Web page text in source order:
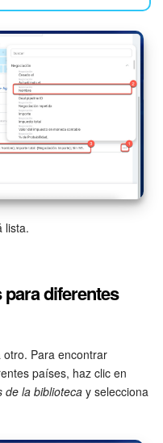
lista.
diferentes
Para encontrar
países, haz clic en
de la bibliotecay selecciona